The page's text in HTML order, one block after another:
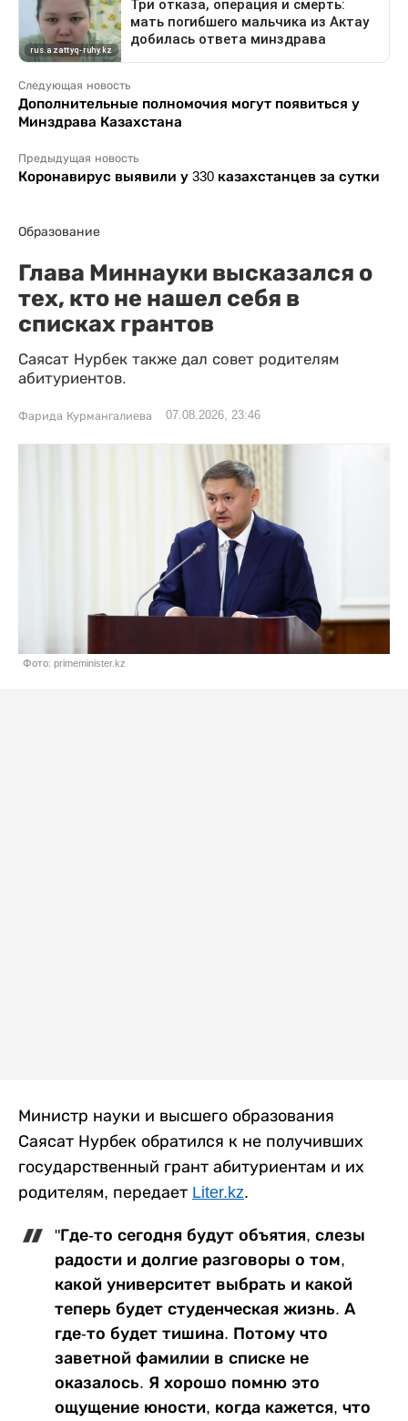
Следующая новость
Дополнительные полномочия могут появиться у
Минздрава Казахстана
Предыдущая новость
Коронавирус выявили у 330 казахстанцев за сутки
Образование
Глава Миннауки высказался о
тех, кто не нашел себя в
списках грантов
Саясат Нурбек также дал совет родителям
абитуриентов.
Фарида Курмангалиева 07.08.2026, 23:46
Фото: primeminister.kz
Министр науки и высшего образования
Саясат Нурбек обратился к не получивших
государственный грант абитуриентам и их
родителям, передает Liter.kz.
"Где-то сегодня будут объятия, слезы
радости и долгие разговоры о том,
какой университет выбрать и какой
теперь будет студенческая жизнь. А
где-то будет тишина. Потому что
заветной фамилии в списке не
оказалось. Я хорошо помню это
ощущение юности, когда кажется, что